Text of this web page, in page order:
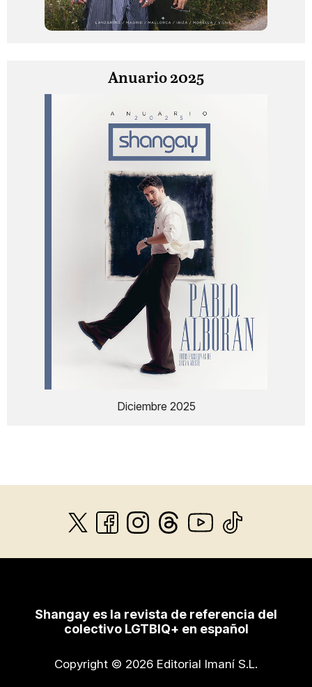
Anuario 2025
Diciembre 2025
Shangay es la revista de referencia del
colectivo LGTBIQ+ en español
Copyright © 2026 Editorial Imaní S.L.